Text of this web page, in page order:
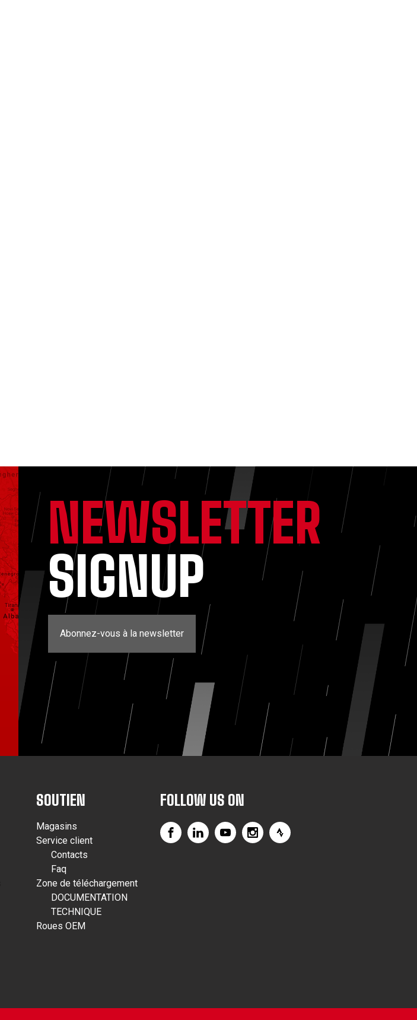
NEWSLETTER
SIGNUP
Abonnez-vous à la newsletter
SOUTIEN
Magasins
Service client
Contacts
Faq
Zone de téléchargement
DOCUMENTATION
TECHNIQUE
Roues OEM
FOLLOW US ON